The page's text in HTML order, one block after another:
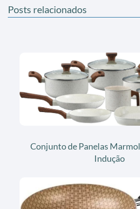
Posts relacionados
Conjunto de Panelas
Indução